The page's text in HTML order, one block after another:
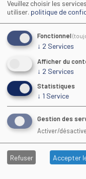
TOUTE STRUCTURE
Animation Socio-
VILLE DE FORMATION
Saint-Jean-du-Gard
DATE DÉBUT
16/03/2027
DURÉE DE LA FORMATION
8 mois
FIN DES INSCRIPTIONS
09/03/2027
Veuillez choisir les
utiliser. politique de
Fonctionnel
↓ 2 Services
Afficher du
↓ 2 Services
Statistiques
↓ 1 Service
Gestion des
Activer/
Refuser Accepter